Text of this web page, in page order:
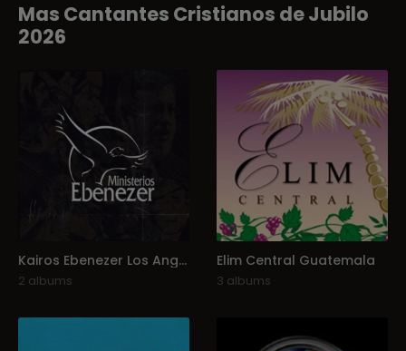
Mas Cantantes Cristianos de Jubilo
2026
Kairos Ebenezer Los Angeles
2 albums
Elim Central Guatemala
3 albums